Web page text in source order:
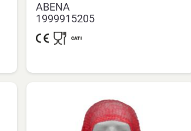
ABENA
1999915205